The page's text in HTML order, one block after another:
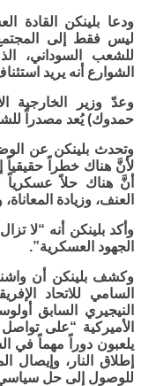
ودعا بلينكن القادة
ليس فقط إلى
للشعب السوداني،
الشوارع أنه يريد
وعدّ وزير الخارجية
حمدوك) يُعد مصدراً
وتحدث بلينكن عن
لأنَّ هناك خطراً حقيقياً
أنَّ هناك حلاً عسكرياً
العنف، وزيادة
وأكد بلينكن أنه “لا
الجهود العسكرية”.
وكشف بلينكن أن
السامي للاتحاد
النيجيري السابق
الأميركية “على
يلعبون دوراً مهماً في
إطلاق النار، وإيصال
للوصول إلى حل سياسي